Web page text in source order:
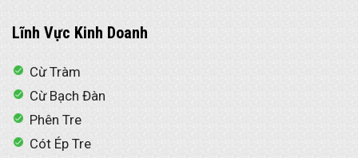
Lĩnh Vực Kinh Doanh
Cừ Tràm
Cừ Bạch Đàn
Phên Tre
Cót Ép Tre